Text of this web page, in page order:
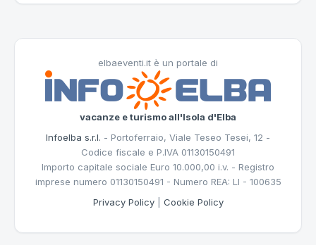
elbaeventi.it è un portale di
vacanze e turismo all'Isola d'Elba
Infoelba s.r.l. - Portoferraio, Viale Teseo Tesei, 12 -
Codice fiscale e P.IVA 01130150491
Importo capitale sociale Euro 10.000,00 i.v. - Registro
imprese numero 01130150491 - Numero REA: LI - 100635
Privacy Policy| Cookie Policy